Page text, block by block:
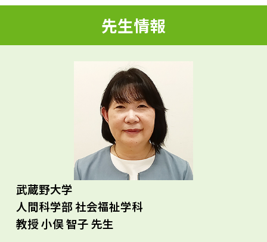
o
先生情報
武蔵野大学
人間科学部 社会福祉学科
教授 小俣 智子 先生